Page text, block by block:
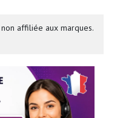
affiliée aux marques.